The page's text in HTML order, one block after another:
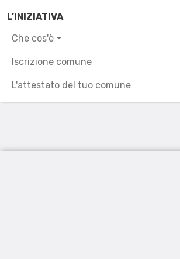
L’INIZIATIVA
Che cos'è
Iscrizione comune
L'attestato del tuo comune